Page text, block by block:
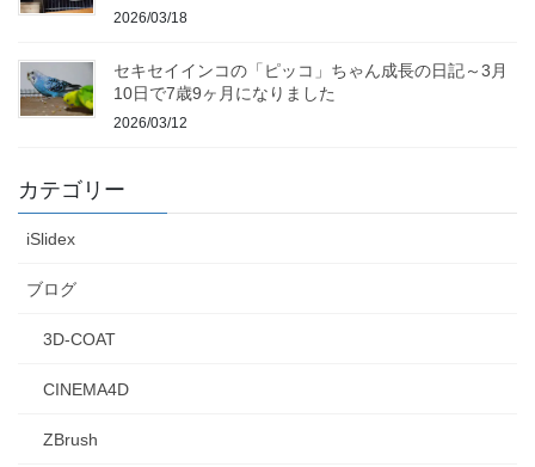
2026/03/18
セキセイインコの「ピッコ」ちゃん成長の日記～3月
10日で7歳9ヶ月になりました
2026/03/12
カテゴリー
iSlidex
ブログ
3D-COAT
CINEMA4D
ZBrush